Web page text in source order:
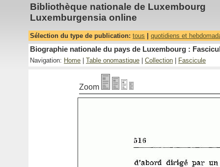
Bibliothèque nationale de Luxembourg
Luxemburgensia online
Sélection du type de publication: tous quotidiens et
Biographie nationale du pays de Luxembourg :
Navigation: Home Table onomastique Collection Fascicule
Zoom